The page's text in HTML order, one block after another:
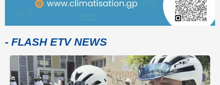
- FLASH ETV NEWS